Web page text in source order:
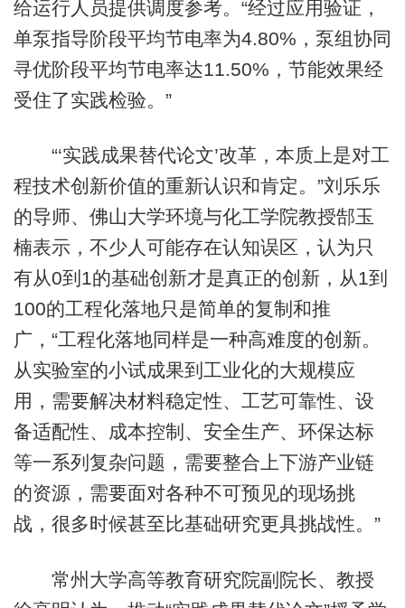
给运行人员提供调度参考。“经过应用验证，
单泵指导阶段平均节电率为4.80%，泵组协同
寻优阶段平均节电率达11.50%，节能效果经
受住了实践检验。”
“‘实践成果替代论文’改革，本质上是对工
程技术创新价值的重新认识和肯定。”刘乐乐
的导师、佛山大学环境与化工学院教授郜玉
楠表示，不少人可能存在认知误区，认为只
有从0到1的基础创新才是真正的创新，从1到
100的工程化落地只是简单的复制和推
广，“工程化落地同样是一种高难度的创新。
从实验室的小试成果到工业化的大规模应
用，需要解决材料稳定性、工艺可靠性、设
备适配性、成本控制、安全生产、环保达标
等一系列复杂问题，需要整合上下游产业链
的资源，需要面对各种不可预见的现场挑
战，很多时候甚至比基础研究更具挑战性。”
常州大学高等教育研究院副院长、教授